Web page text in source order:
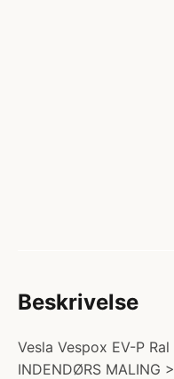
Beskrivelse
Vesla Vespox EV-P
INDENDØRS MALING